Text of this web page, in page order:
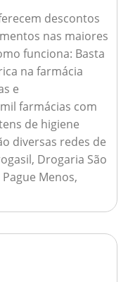
descontos
nas maiores
funciona: Basta
na farmácia
e
farmácias com
de higiene
diversas redes de
Drogaria São
Menos,